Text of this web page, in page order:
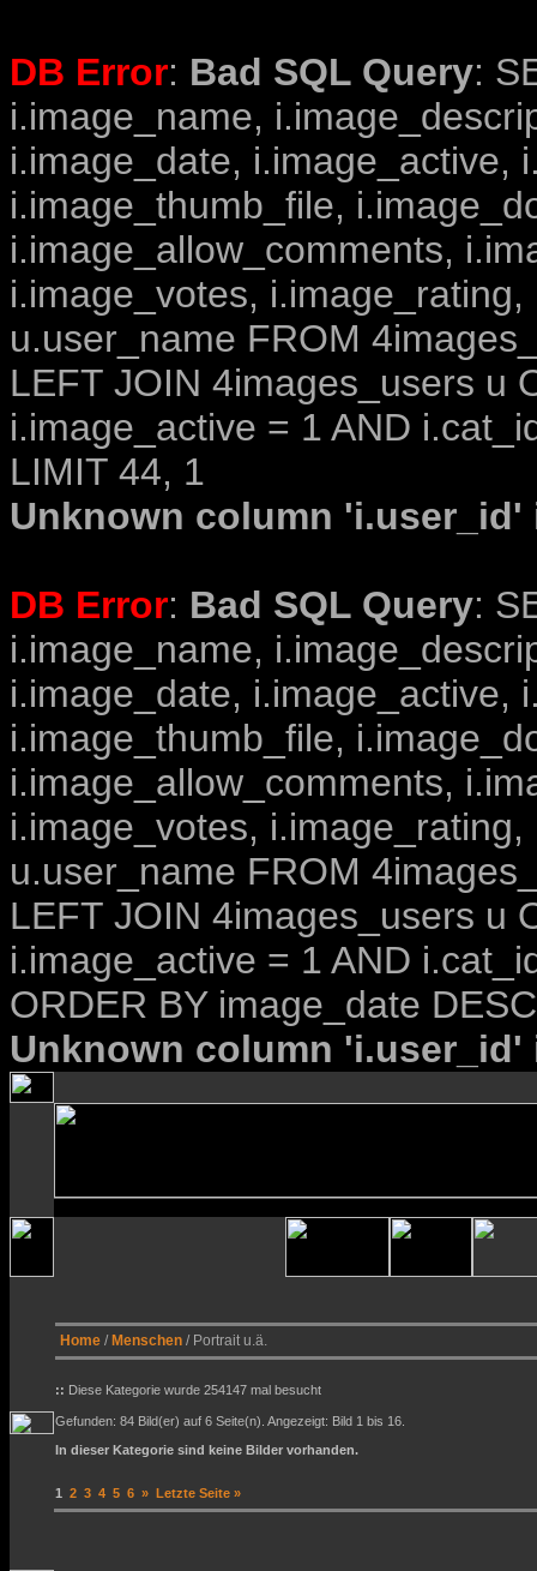
DB Error: Bad SQL Query:
i.image_name,
i.image_date, i.image_active,
i.image_thumb_file,
i.image_allow_comments,
i.image_votes,
u.user_name FROM
LEFT JOIN 4images_users u
i.image_active = 1 AND
LIMIT 44, 1
Unknown column
DB Error: Bad SQL Query:
i.image_name,
i.image_date, i.image_active,
i.image_thumb_file,
i.image_allow_comments,
i.image_votes,
u.user_name FROM
LEFT JOIN 4images_users u
i.image_active = 1 AND
ORDER BY image_date
Unknown column
Home / Menschen / Portrait u.ä.
:: Diese Kategorie wurde 254147 mal besucht
Gefunden: 84 Bild(er) auf 6 Seite(n). Angezeigt: Bild 1 bis 16.
In dieser Kategorie sind keine Bilder vorhanden.
1 2 3 4 5 6 » Letzte Seite »